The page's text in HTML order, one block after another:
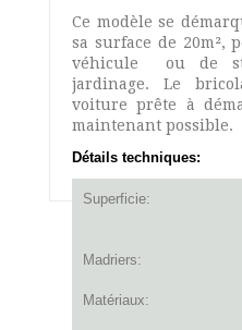
Ce modèle se
sa surface de 20m²,
véhicule ou de
jardinage. Le
voiture prête à
maintenant possible.
Détails techniques:
Superficie:
Madriers:
Matériaux: